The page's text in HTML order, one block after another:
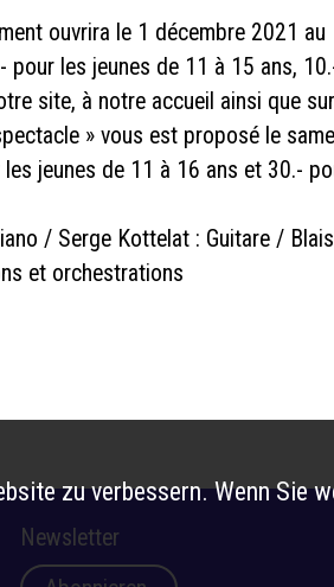
ouvrira le 1 décembre 2021 au
les jeunes de 11 à 15 ans,
site, à notre accueil ainsi que
» vous est proposé le
jeunes de 11 à 16 ans et 30.-
/ Serge Kottelat : Guitare /
et orchestrations
Newsletter
zu verbessern. Wenn Sie